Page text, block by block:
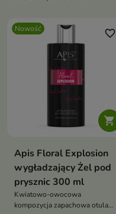
Nowość

favorite_border
Apis Floral Explosion
wygładzający Żel pod
prysznic 300 ml
Kwiatowo-owocowa
kompozycja zapachowa otula